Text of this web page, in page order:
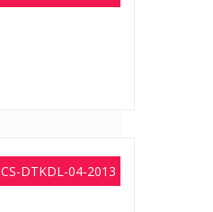
CS-DTKDL-04-2013